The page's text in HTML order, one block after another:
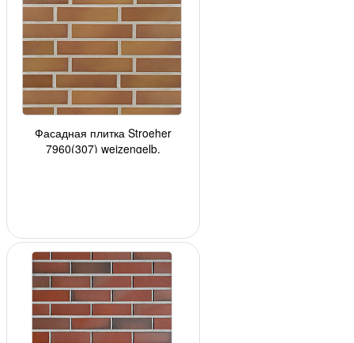
Фасадная плитка Stroeher
7960(307) weizengelb,